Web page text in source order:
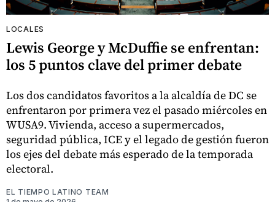
LOCALES
Lewis George y McDuffie se enfrentan:
los 5 puntos clave del primer debate
Los dos candidatos favoritos a la alcaldía de DC se
enfrentaron por primera vez el pasado miércoles en
WUSA9. Vivienda, acceso a supermercados,
seguridad pública, ICE y el legado de gestión fueron
los ejes del debate más esperado de la temporada
electoral.
EL TIEMPO LATINO TEAM